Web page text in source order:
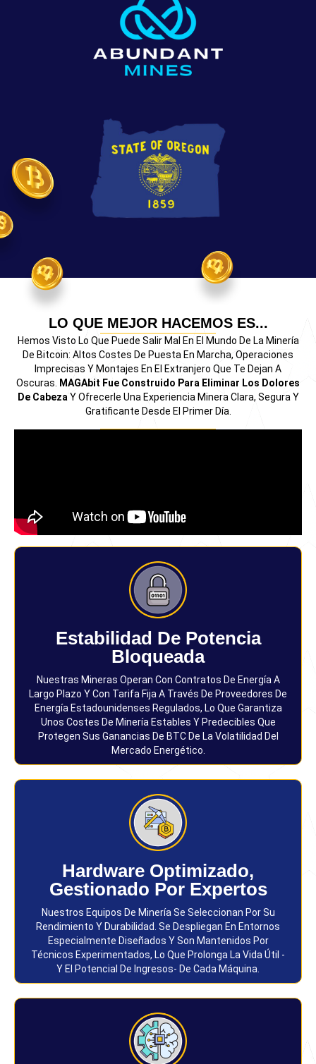
LO QUE MEJOR HACEMOS ES...
Hemos Visto Lo Que Puede Salir Mal En El Mundo De La Minería
De Bitcoin: Altos Costes De Puesta En Marcha, Operaciones
Imprecisas Y Montajes En El Extranjero Que Te Dejan A
Oscuras.
MAGAbit Fue Construido Para Eliminar Los Dolores
De Cabeza Y Ofrecerle Una Experiencia Minera Clara, Segura Y
Gratificante Desde El Primer Día.
Estabilidad De Potencia
Bloqueada
Nuestras Mineras Operan Con Contratos De Energía A
Largo Plazo Y Con Tarifa Fija A Través De Proveedores De
Energía Estadounidenses Regulados, Lo Que Garantiza
Unos Costes De Minería Estables Y Predecibles Que
Protegen Sus Ganancias De BTC De La Volatilidad Del
Mercado Energético.
Hardware Optimizado,
Gestionado Por Expertos
Nuestros Equipos De Minería Se Seleccionan Por Su
Rendimiento Y Durabilidad. Se Despliegan En Entornos
Especialmente Diseñados Y Son Mantenidos Por
Técnicos Experimentados, Lo Que Prolonga La Vida Útil -
Y El Potencial De Ingresos- De Cada Máquina.